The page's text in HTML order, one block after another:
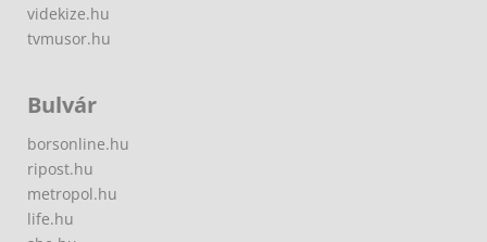
videkize.hu
tvmusor.hu
Bulvár
borsonline.hu
ripost.hu
metropol.hu
life.hu